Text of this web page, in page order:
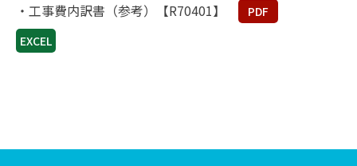
・工事費内訳書（参考）【R70401】
PDF
EXCEL